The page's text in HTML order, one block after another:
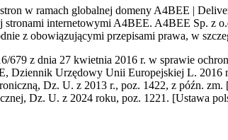
w ramach globalnej domeny A4BEE |
internetowymi A4BEE. A4BEE Sp. z
z obowiązującymi przepisami prawa, w
679 z dnia 27 kwietnia 2016 r. w sprawie
Dziennik Urzędowy Unii Europejskiej L. 2016
Dz. U. z 2013 r., poz. 1422, z późn. zm.
Dz. U. z 2024 roku, poz. 1221. [Ustawa